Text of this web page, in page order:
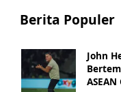
Berita Populer
John